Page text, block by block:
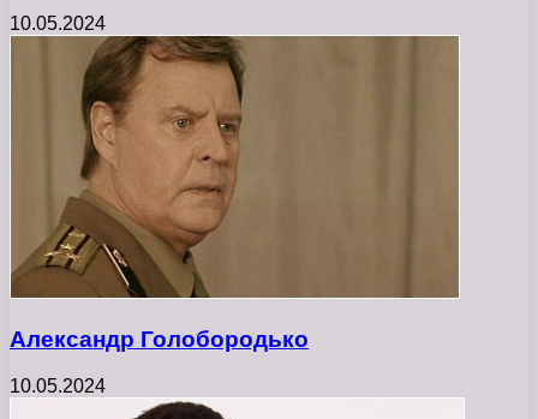
10.05.2024
Александр Голобородько
10.05.2024